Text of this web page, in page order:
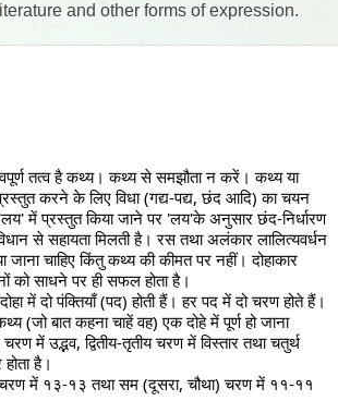
and other forms of expression.
तत्व है कथ्य। कथ्य से समझौता न करें। कथ्य या
करने के लिए विधा (गद्य-पद्य, छंद आदि) का चयन
में प्रस्तुत किया जाने पर 'लय'के अनुसार छंद-निर्धारण
से सहायता मिलती है। रस तथा अलंकार लालित्यवर्धन
चाहिए किंतु कथ्य की कीमत पर नहीं। दोहाकार
को साधने पर ही सफल होता है।
में दो पंक्तियाँ (पद) होती हैं। हर पद में दो चरण होते हैं।
(जो बात कहना चाहें वह) एक दोहे में पूर्ण हो जाना
में उद्भव, द्वितीय-तृतीय चरण में विस्तार तथा चतुर्थ
है।
चरण में १३-१३ तथा सम (दूसरा, चौथा) चरण में ११-११